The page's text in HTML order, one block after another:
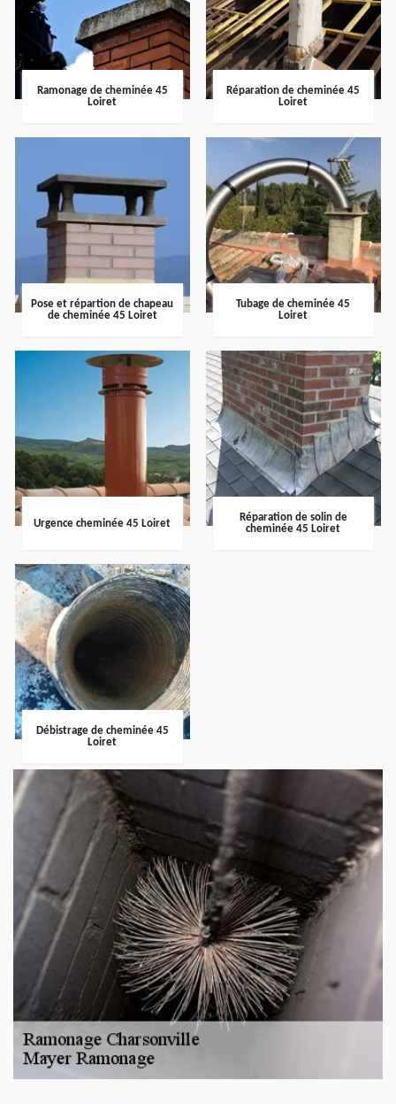
Ramonage de cheminée 45
Loiret
Réparation de cheminée 45
Loiret
Pose et répartion de chapeau
de cheminée 45 Loiret
Tubage de cheminée 45
Loiret
Urgence cheminée 45 Loiret
Réparation de solin de
cheminée 45 Loiret
Débistrage de cheminée 45
Loiret